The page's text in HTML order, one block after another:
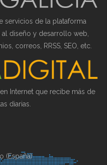
servicios de la plataforma
diseño y desarrollo web,
correos, RRSS, SEO, etc.
Internet que recibe más de
diarias.
(España)